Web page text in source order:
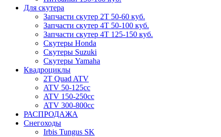
Для скутера
Запчасти скутер 2Т 50-60 куб.
Запчасти скутер 4Т 50-100 куб.
Запчасти скутер 4Т 125-150 куб.
Скутеры Honda
Скутеры Suzuki
Скутеры Yamaha
Квадроциклы
2T Quad ATV
ATV 50-125cc
ATV 150-250cc
ATV 300-800cc
РАСПРОДАЖА
Снегоходы
Irbis Tungus SK